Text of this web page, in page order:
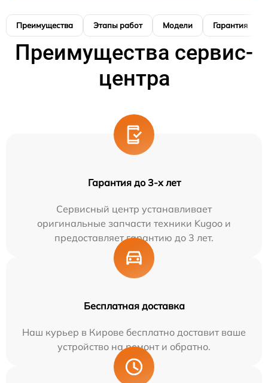
Преимущества Этапы работ Модели Гарантия
Преимущества сервис-
центра
Гарантия до 3-х лет
Сервисный центр устанавливает
оригинальные запчасти техники Kugoo и
предоставляет гарантию до 3 лет.
Бесплатная доставка
Наш курьер в Кирове бесплатно доставит ваше
устройство на ремонт и обратно.